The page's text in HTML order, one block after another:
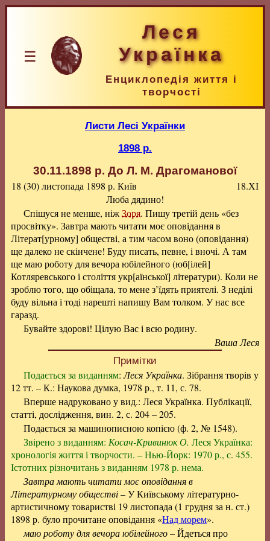
☰
Леся
Українка
Енциклопедія життя і
творчості
Листи Лесі Українки
1898 р.
30.11.1898 р. До Л. М. Драгоманової
18 (30) листопада 1898 р. Київ
18.ХІ
Люба дядино!
Спішуся не менше, ніжЗоря. Пишу третій день «без
просвітку». Завтра мають читати моє оповідання в
Літерат[урному] обществі, а тим часом воно (оповідання)
ще далеко не скінчене! Буду писать, певне, і вночі. А там
ще маю роботу для вечора юбілейного (юб[ілей]
Котляревського і століттяукр[аїнської] літератури). Коли не
зроблю того, що обіщала, то мене з’їдять приятелі. З неділі
буду вільна і тоді нарешті напишу Вам толком. У нас все
гаразд.
Бувайте здорові! Цілую Вас і всю родину.
Ваша Леся
Примітки
Подається за виданням:Леся Українка. Зібрання творів у
12 тт. – К.: Наукова думка, 1978 р., т. 11, с. 78.
Вперше надруковано у вид.: Леся Українка. Публікації,
статті, дослідження, вин. 2, с. 204 – 205.
Подається за машинописною копією (ф. 2, № 1548).
Звірено з виданням: Косач-Кривинюк О. Леся Українка:
хронологія життя і творчости. – Нью-Йорк: 1970 р., с. 455.
Істотних різночитань з виданням 1978 р. нема.
Завтра мають читати моє оповідання в
Літературному обществі– У Київському літературно-
артистичному товаристві 19 листопада (1 грудня за н. ст.)
1898 р. було прочитане оповідання «Над морем».
маю роботу для вечора юбілейного– Йдеться про